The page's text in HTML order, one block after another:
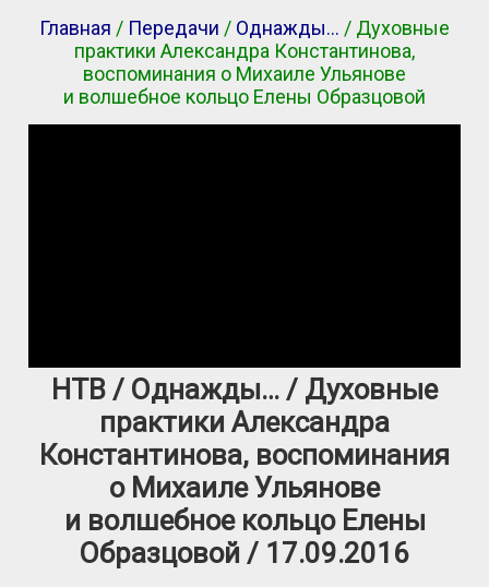
Главная / Передачи / Однажды… / Духовные
практики Александра Константинова,
воспоминания о Михаиле Ульянове
и волшебное кольцо Елены Образцовой
НТВ / Однажды… / Духовные
практики Александра
Константинова, воспоминания
о Михаиле Ульянове
и волшебное кольцо Елены
Образцовой / 17.09.2016